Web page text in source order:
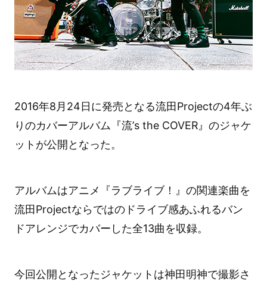
2016年8月24日に発売となる流田Projectの4年ぶ
りのカバーアルバム『流’s the COVER』のジャケ
ットが公開となった。
アルバムはアニメ『ラブライブ！』の関連楽曲を
流田Projectならではのドライブ感あふれるバン
ドアレンジでカバーした全13曲を収録。
今回公開となったジャケットは神田明神で撮影さ